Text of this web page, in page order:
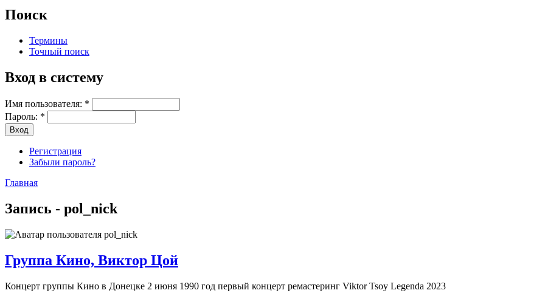
Поиск
Термины
Точный поиск
Вход в систему
Имя пользователя: *
Пароль: *
Регистрация
Забыли пароль?
Главная
Запись - pol_nick
Группа Кино, Виктор Цой
Концерт группы Кино в Донецке 2 июня 1990 год первый концерт ремастеринг Viktor Tsoy Legenda 2023